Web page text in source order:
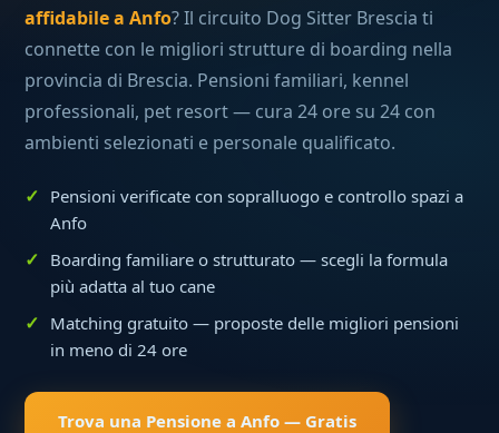
affidabile a Anfo? Il circuito Dog Sitter Brescia ti
connette con le migliori strutture di boarding nella
provincia di Brescia. Pensioni familiari, kennel
professionali, pet resort — cura 24 ore su 24 con
ambienti selezionati e personale qualificato.
Pensioni verificate con sopralluogo e controllo spazi a
Anfo
Boarding familiare o strutturato — scegli la formula
più adatta al tuo cane
Matching gratuito — proposte delle migliori pensioni
in meno di 24 ore
Trova una Pensione a Anfo — Gratis